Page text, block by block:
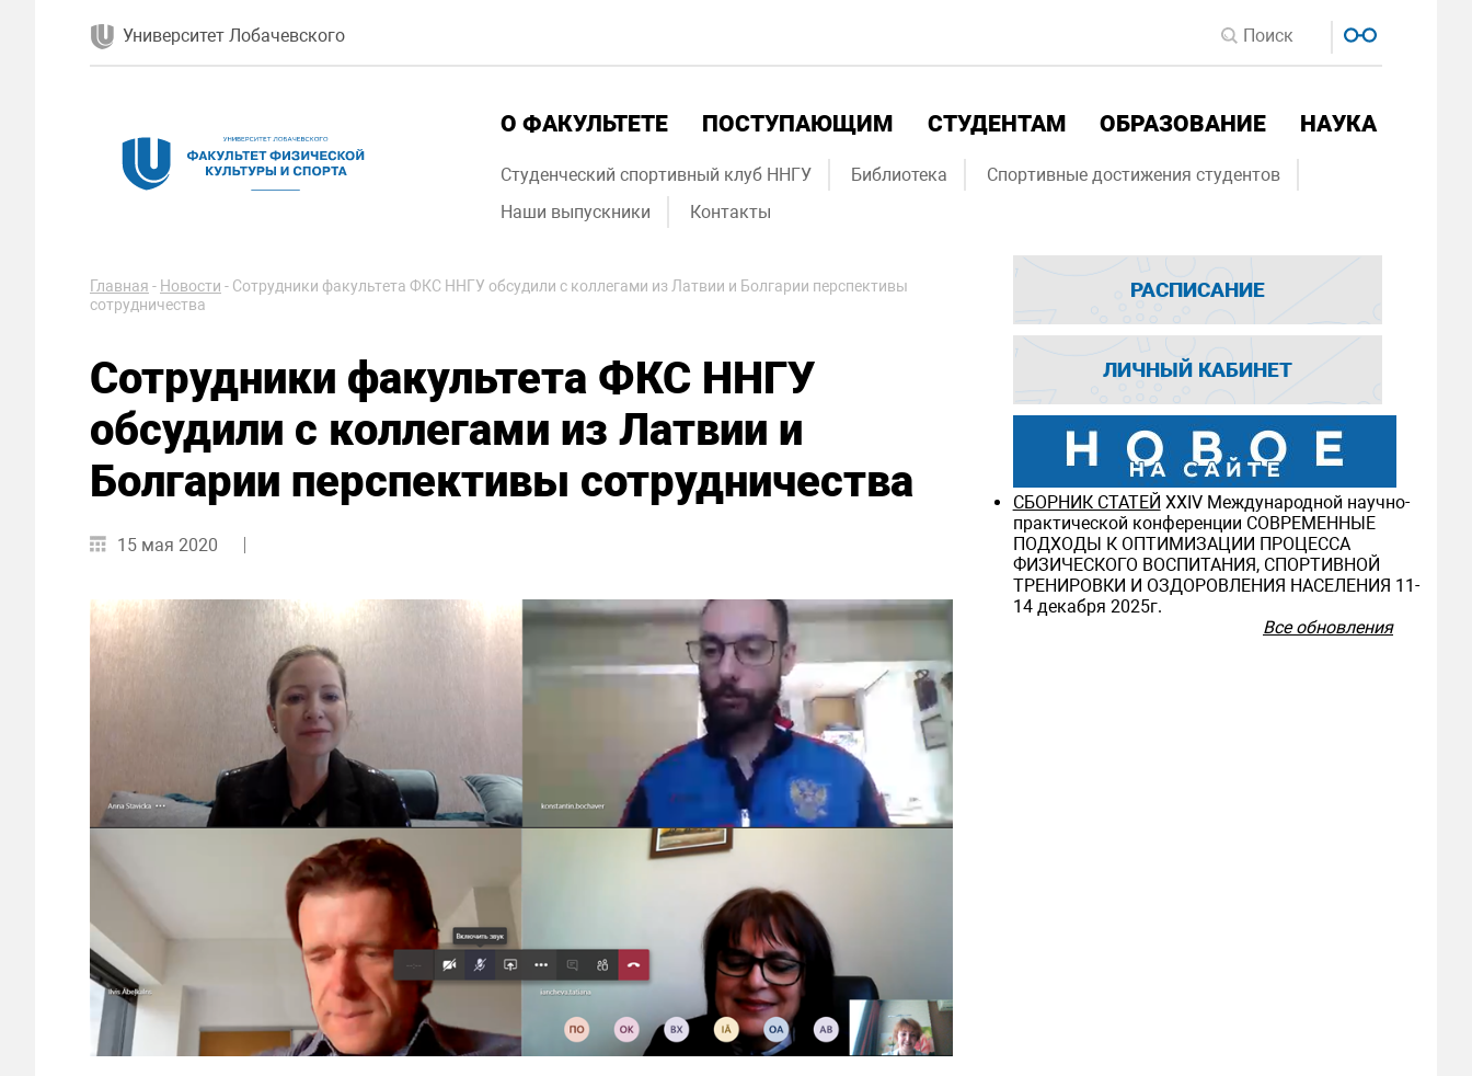
Университет Лобачевского
О ФАКУЛЬТЕТЕ ПОСТУПАЮЩИМ СТУДЕНТАМ ОБРАЗОВАНИЕ НАУКА
Студенческий спортивный клуб ННГУ Библиотека
Спортивные достижения студентов
Наши выпускники
Контакты
Главная - Новости - Сотрудники факультета ФКС ННГУ обсудили с коллегами из Латвии и Болгарии перспективы
сотрудничества
Сотрудники факультета ФКС ННГУ
обсудили с коллегами из Латвии и
Болгарии перспективы сотрудничества
15 мая 2020
РАСПИСАНИЕ
ЛИЧНЫЙ КАБИНЕТ
СБОРНИК СТАТЕЙ ХXIV Международной научно-
практической конференции СОВРЕМЕННЫЕ
ПОДХОДЫ К ОПТИМИЗАЦИИ ПРОЦЕССА
ФИЗИЧЕСКОГО ВОСПИТАНИЯ, СПОРТИВНОЙ
ТРЕНИРОВКИ И ОЗДОРОВЛЕНИЯ НАСЕЛЕНИЯ 11-
14 декабря 2025г.
Все обновления